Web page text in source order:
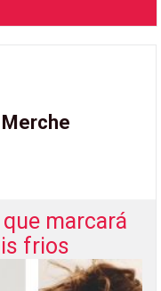
marcará
frios